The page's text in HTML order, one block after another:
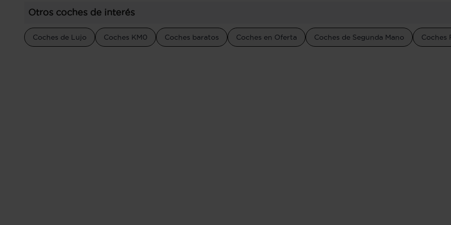
Otros coches de interés
Coches de Lujo Coches KM0 Coches baratos Coches en Oferta Coches de Segunda Mano Coches